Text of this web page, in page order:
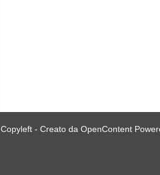
Copyleft - Creato da OpenContent